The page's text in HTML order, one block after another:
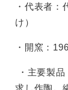
・代表者
け）
・開窯：
・主要製
求し作陶。